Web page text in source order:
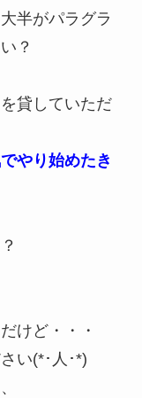
半がパラグラ
？
貸していただ
やり始めたき
けど・・・
い(*･人･*)